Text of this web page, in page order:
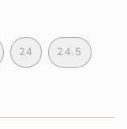
24
VARIANT
UNAVAILABLE
24.5
VARIANT